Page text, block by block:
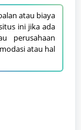
atau biaya
ini jika ada
perusahaan
atau hal